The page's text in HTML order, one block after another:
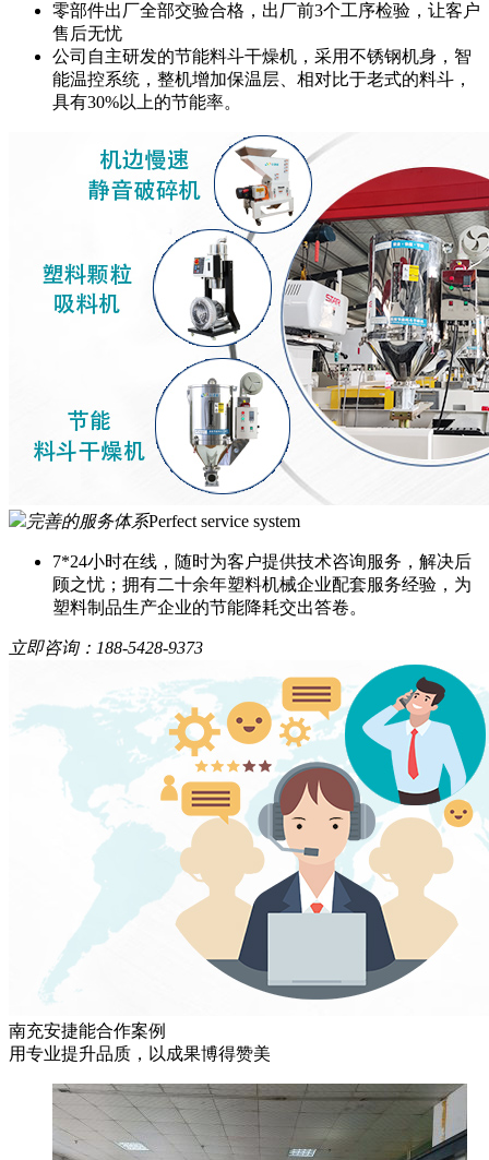
零部件出厂全部交验合格，出厂前3个工序检验，让客户
售后无忧
公司自主研发的节能料斗干燥机，采用不锈钢机身，智
能温控系统，整机增加保温层、相对比于老式的料斗，
具有30%以上的节能率。
完善的服务体系Perfect service system
7*24小时在线，随时为客户提供技术咨询服务，解决后
顾之忧；拥有二十余年塑料机械企业配套服务经验，为
塑料制品生产企业的节能降耗交出答卷。
立即咨询： 188-5428-9373
南充安捷能合作案例
用专业提升品质，以成果博得赞美